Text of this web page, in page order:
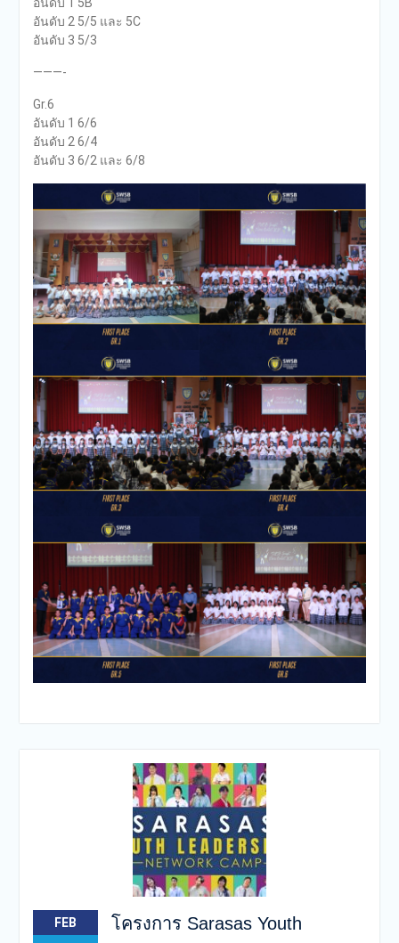
อันดับ 2 5/5 และ 5C
อันดับ 3 5/3
———-
Gr.6
อันดับ 1 6/6
อันดับ 2 6/4
อันดับ 3 6/2 และ 6/8
FEB
โครงการ Sarasas Youth